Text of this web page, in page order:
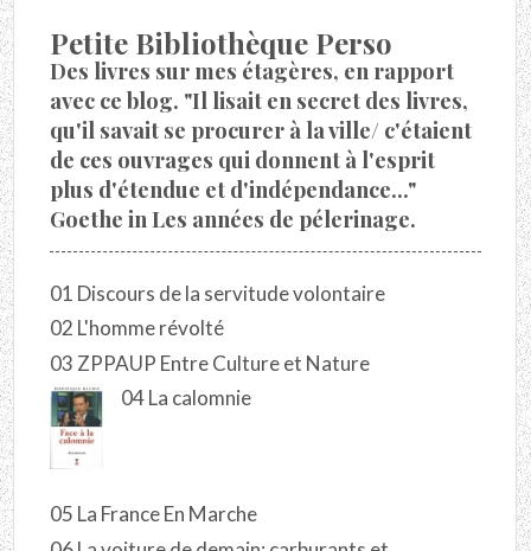
Petite Bibliothèque Perso
Des livres sur mes étagères, en rapport
avec ce blog. "Il lisait en secret des livres,
qu'il savait se procurer à la ville/ c'étaient
de ces ouvrages qui donnent à l'esprit
plus d'étendue et d'indépendance..."
Goethe in Les années de pélerinage.
01 Discours de la servitude volontaire
02 L'homme révolté
03 ZPPAUP Entre Culture et Nature
04 La calomnie
05 La France En Marche